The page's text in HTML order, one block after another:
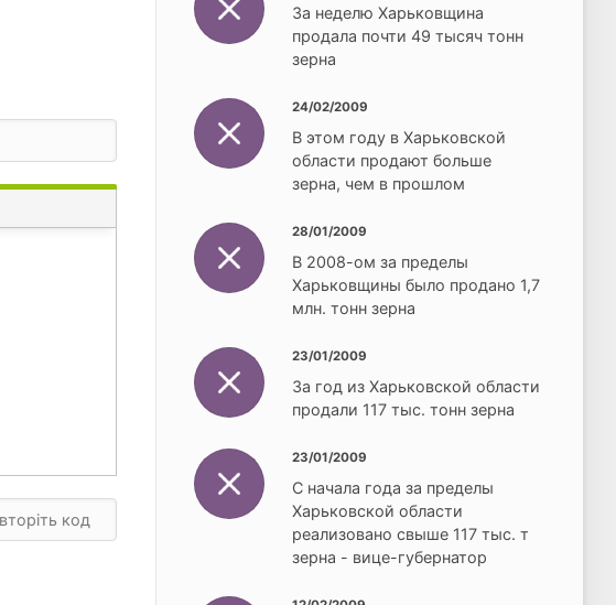
За неделю Харьковщина
продала почти 49 тысяч тонн
зерна
24/02/2009
В этом году в Харьковской
области продают больше
зерна, чем в прошлом
28/01/2009
В 2008-ом за пределы
Харьковщины было продано 1,7
млн. тонн зерна
23/01/2009
За год из Харьковской области
продали 117 тыс. тонн зерна
23/01/2009
С начала года за пределы
Харьковской области
реализовано свыше 117 тыс. т
зерна - вице-губернатор